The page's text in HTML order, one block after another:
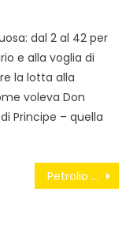
dal 2 al 42 per
e alla voglia di
la lotta alla
voleva Don
Principe – quella
Petrolio Basilicata, da Uk nuova richiesta. I sindaci: “Non ne sapevamo nulla”